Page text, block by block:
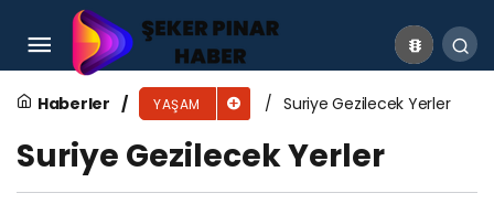
Haberler YAŞAM Suriye Gezilecek Yerler
Suriye Gezilecek Yerler
Yumoş İsrail Malı Mı? Yumoş Hangi Ülkenin?